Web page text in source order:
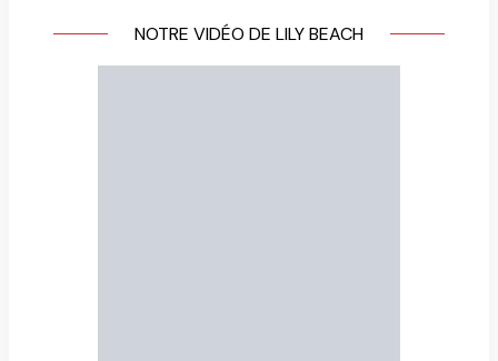
NOTRE VIDÉO DE LILY BEACH